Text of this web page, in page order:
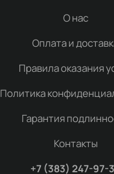
О нас
Оплата и
Правила оказания
Политика
Гарантия
Контакты
+7 (383) 247-97-